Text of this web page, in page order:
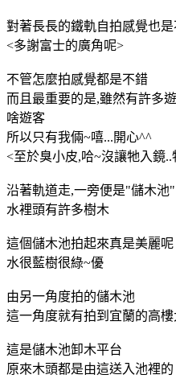
對著長長的鐵軌自拍感覺也
<多謝富士的廣角呢>
不管怎麼拍感覺都是不錯
而且最重要的是,雖然有許多
啥遊客
所以只有我倆~嘻...開心^^
<至於臭小皮,哈~沒讓牠入鏡
沿著軌道走,一旁便是"儲木池"
水裡頭有許多樹木
這個儲木池拍起來真是美麗呢
水很藍樹很綠~優
由另一角度拍的儲木池
這一角度就有拍到宜蘭的高
這是儲木池卸木平台
原來木頭都是由這送入池裡的